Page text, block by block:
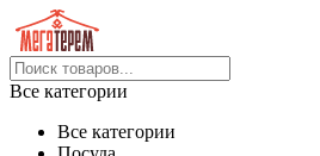
Все категории
Все категории